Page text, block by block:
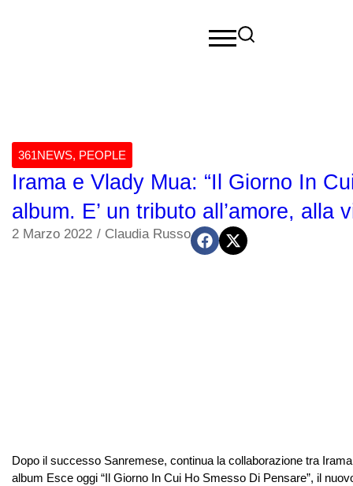
361NEWS, PEOPLE
Irama e Vlady Mua: “Il Giorno In
album. E’ un tributo all’amore, alla
2 Marzo 2022 / Claudia Russo
Dopo il successo Sanremese, continua la collaborazione tra
album Esce oggi “Il Giorno In Cui Ho Smesso Di Pensare”, il